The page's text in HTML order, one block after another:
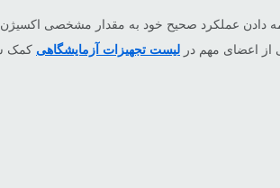
عملکرد صحیح خود به مقدار مشخصی اکسیژن
از اعضای مهم در لیست تجهیزات آزمایشگاهی کمک